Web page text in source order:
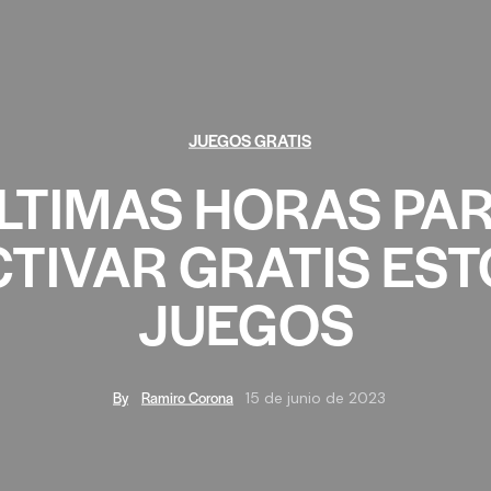
JUEGOS GRATIS
HORAS
GRATIS
JUEGOS
By Ramiro Corona 15 de junio de 2023